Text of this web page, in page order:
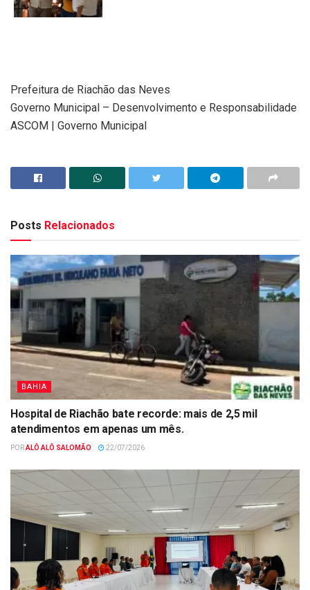
Prefeitura de Riachão das Neves
Governo Municipal – Desenvolvimento e Responsabilidade
ASCOM | Governo Municipal
Posts Relacionados
BAHIA
Hospital de Riachão bate recorde: mais de 2,5 mil
atendimentos em apenas um mês.
PORALÔ ALÔ SALOMÃO 22/07/2026